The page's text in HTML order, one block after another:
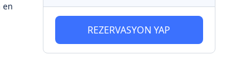
en
REZERVASYON YAP